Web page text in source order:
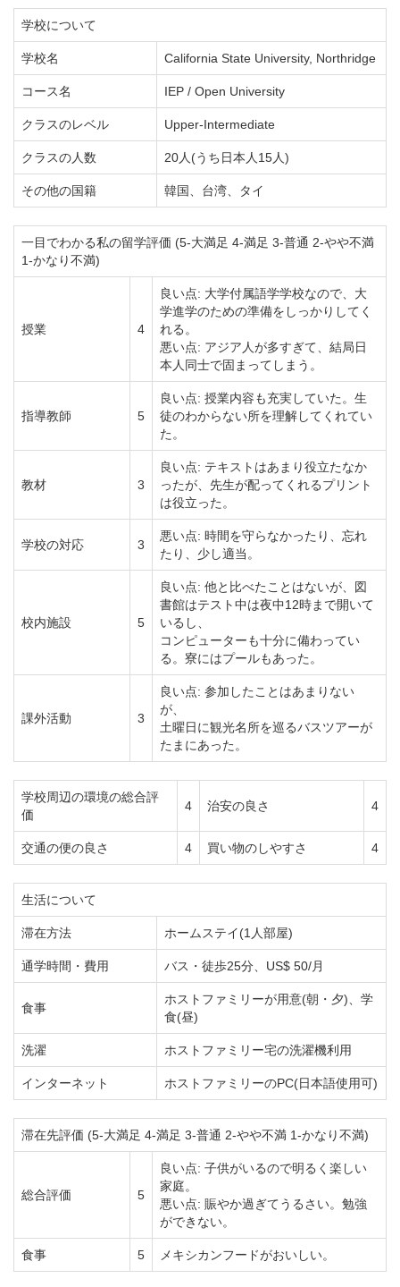
学校について
学校名 California State University, Northridge
コース名 IEP / Open University
クラスのレベル Upper-Intermediate
クラスの人数 20人(うち日本人15人)
その他の国籍 韓国、台湾、タイ
一目でわかる私の留学評価 (5-大満足 4-満足 3-普通 2-やや不満
1-かなり不満)
授業 4
良い点: 大学付属語学学校なので、大
学進学のための準備をしっかりしてく
れる。
悪い点: アジア人が多すぎて、結局日
本人同士で固まってしまう。
指導教師 5
良い点: 授業内容も充実していた。生
徒のわからない所を理解してくれてい
た。
教材 3
良い点: テキストはあまり役立たなか
ったが、先生が配ってくれるプリント
は役立った。
学校の対応 3
悪い点: 時間を守らなかったり、忘れ
たり、少し適当。
校内施設 5
良い点: 他と比べたことはないが、図
書館はテスト中は夜中12時まで開いて
いるし、
コンピューターも十分に備わってい
る。寮にはプールもあった。
課外活動 3
良い点: 参加したことはあまりない
が、
土曜日に観光名所を巡るバスツアーが
たまにあった。
学校周辺の環境の総合評
価
4 治安の良さ 4
交通の便の良さ 4 買い物のしやすさ 4
生活について
滞在方法 ホームステイ(1人部屋)
通学時間・費用 バス・徒歩25分、US$ 50/月
食事
ホストファミリーが用意(朝・夕)、学
食(昼)
洗濯 ホストファミリー宅の洗濯機利用
インターネット ホストファミリーのPC(日本語使用可)
滞在先評価 (5-大満足 4-満足 3-普通 2-やや不満 1-かなり不満)
総合評価 5
良い点: 子供がいるので明るく楽しい
家庭。
悪い点: 賑やか過ぎてうるさい。勉強
ができない。
食事 5 メキシカンフードがおいしい。